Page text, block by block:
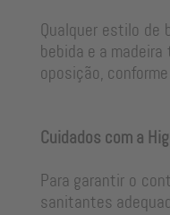
Qualquer estilo de
bebida e a
oposição,
Cuidados com a
Para garantir o
sanitantes